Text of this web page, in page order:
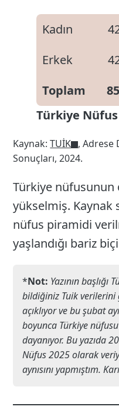
Kadın
Erkek
Toplam
Türkiye Nüfus
Kaynak:TUİK , Adrese
Sonuçları, 2024.
Türkiye nüfusunun
yükselmiş. Kaynak
nüfus piramidi
yaşlandığı bariz
*Not: Yazının
bildiğiniz Tuik verilerini
açıklıyor ve bu şubat
boyunca Türkiye
dayanıyor. Bu yazıda
Nüfus 2025 olarak
aynısını yapmıştım.